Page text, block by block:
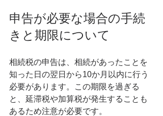
申告が必要な場合の手続
きと期限について
相続税の申告は、相続があったことを
知った日の翌日から10か月以内に行う
必要があります。この期限を過ぎる
と、延滞税や加算税が発生することも
あるため注意が必要です。